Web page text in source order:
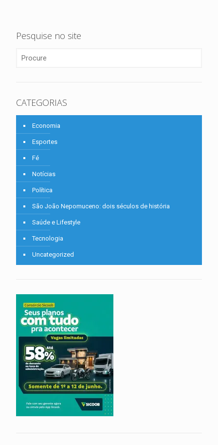
Pesquise no site
CATEGORIAS
Economia
Esportes
Fé
Notícias
Política
São João Nepomuceno: dois séculos de história
Saúde e Lifestyle
Tecnologia
Uncategorized